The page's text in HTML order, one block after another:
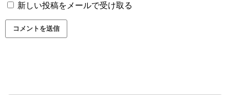
新しい投稿をメールで受け取る